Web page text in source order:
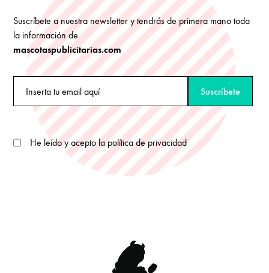
Suscríbete a nuestra newsletter y tendrás de primera mano toda
la información de
mascotaspublicitarias.com
He leído y acepto la política de privacidad